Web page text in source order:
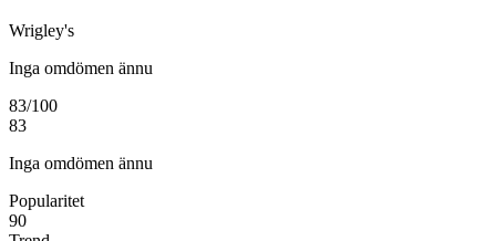
Wrigley's
Inga omdömen ännu
83/100
83
Inga omdömen ännu
Popularitet
90